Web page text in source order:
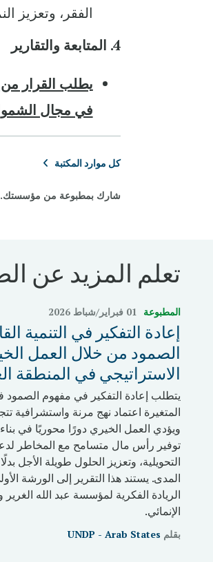
الفقر، وتعزيز
4. المتابعة والتقارير
يطلب القرار من
في مجال
كل موارد المكتبة
شارك بمطبوعة من مؤسستك.
تعلم المزيد عن
المطبوعة 01 فبراير/شباط 2026
إعادة التفكير في التنمية
الصمود من خلال العمل
الاستراتيجي في المنطقة
يتطلب إعادة التفكير في مفهوم
المتغيرة اعتماد نهج مرنة واستشرافية
ويؤدي العمل الخيري دورًا محوريًا في
توفير رأس مال متسامح مع المخاطر
التحويلية، وتعزيز الحلول طويلة الأجل
المدى. يستند هذا التقرير إلى الورشة
الريادة الفكرية لمؤسسة عبد الله الغرير
الإنمائي.
بقلم UNDP - Arab States